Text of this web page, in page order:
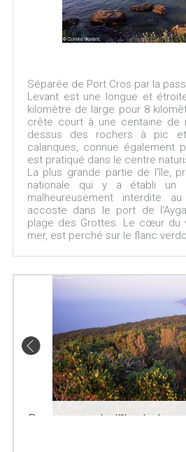
Séparée de Port Cros par la
Levant est une longue et
kilomètre de large pour 8
crête court à une centaine de
dessus des rochers à pic
calanques, connue également
est pratiqué dans le centre
La plus grande partie de l'île,
nationale qui y a établi un
malheureusement interdite
accoste dans le port de
plage des Grottes. Le cœur du
mer, est perché sur le flanc
Panorama de l'île du